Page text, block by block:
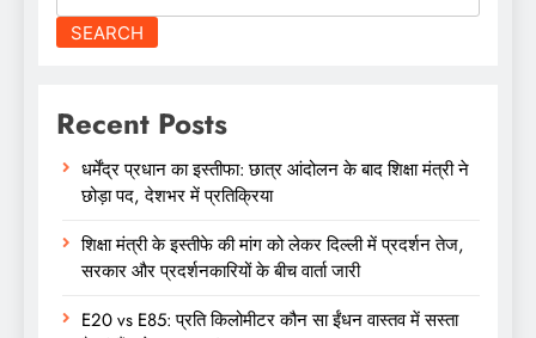
SEARCH
Recent Posts
धर्मेंद्र प्रधान का इस्तीफा: छात्र आंदोलन के बाद शिक्षा मंत्री ने
छोड़ा पद, देशभर में प्रतिक्रिया
शिक्षा मंत्री के इस्तीफे की मांग को लेकर दिल्ली में प्रदर्शन तेज,
सरकार और प्रदर्शनकारियों के बीच वार्ता जारी
E20 vs E85: प्रति किलोमीटर कौन सा ईंधन वास्तव में सस्ता